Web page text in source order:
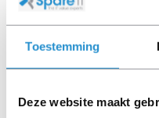
Toestemming
Deze website maakt
Product foto’s en
gebaseerd op nieuwe
Wanneer het artikel een
(tenzij anders